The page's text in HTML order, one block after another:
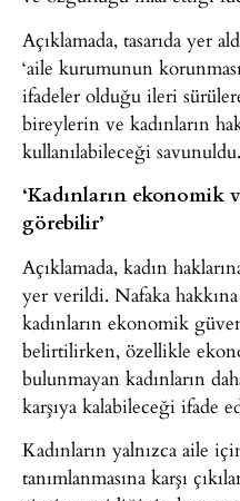
Açıklamada, tasarıda yer
‘aile kurumunun
ifadeler olduğu ileri
bireylerin ve kadınların
kullanılabileceği savunuldu.
‘Kadınların ekonomik
görebilir’
Açıklamada, kadın
yer verildi. Nafaka
kadınların ekonomik
belirtilirken, özellikle
bulunmayan kadınların
karşıya kalabileceği ifade
Kadınların yalnızca aile
tanımlanmasına karşı